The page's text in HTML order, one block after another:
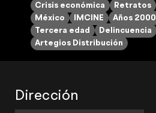
Crisis económica
Retratos
México
IMCINE Años 2000
Tercera edad
Delincuencia
Artegios Distribución
Dirección